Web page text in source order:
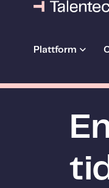
Plattform